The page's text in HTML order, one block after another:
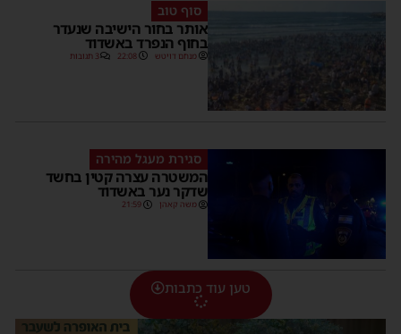
סוף טוב
אותר בחור הישיבה שנעדר
בחוף הנפרד באשדוד
מנחם דויטש 22:08 3 תגובות
סגירת מעגל מהירה
המשטרה עצרה קטין בחשד
שדקר נער באשדוד
משה קאהן 21:59
טען עוד כתבות